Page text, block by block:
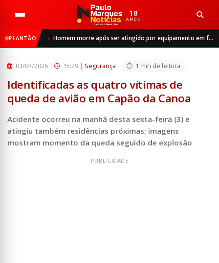
18
ANOS
PLANTÃO Homem morre após ser atingido por equipamento em frigorífico de São Luiz Gonzaga
Segurança
Identificadas as quatro vítimas de queda de avião em Capã...
03/04/2026 | 15:29 | Segurança 1 min de leitura
Identificadas as quatro vítimas de
queda de avião em Capão da Canoa
Acidente ocorreu na manhã desta sexta-feira (3) e
atingiu também residências próximas; imagens
mostram momento da queda seguido de explosão